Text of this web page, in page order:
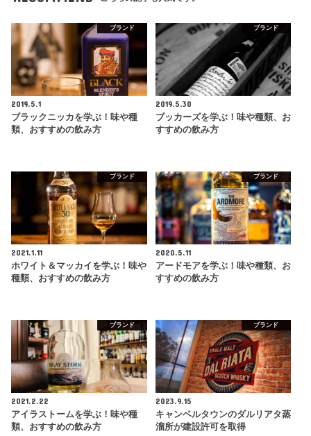
ブランド
2019.5.1
ブラックニッカを学ぶ！味や種
類、おすすめの飲み方
ブランド
2019.5.30
ブッカーズを学ぶ！味や種類、お
すすめの飲み方
ブランド
2021.1.11
ホワイト＆マッカイを学ぶ！味や
種類、おすすめの飲み方
ブランド
2020.5.11
アードモアを学ぶ！味や種類、お
すすめの飲み方
ブランド
2021.2.22
アイラストームを学ぶ！味や種
類、おすすめの飲み方
ブランド
2023.9.15
キャンベルタウンのダルリアタ蒸
溜所が建設許可を取得